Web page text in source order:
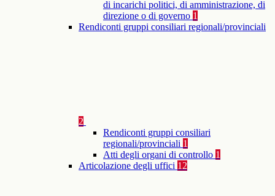
di incarichi politici, di amministrazione, di
direzione o di governo 1
Rendiconti gruppi consiliari regionali/provinciali
2
Rendiconti gruppi consiliari
regionali/provinciali 1
Atti degli organi di controllo 1
Articolazione degli uffici 12